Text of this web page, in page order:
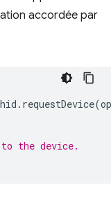
accordée par
hid . requestDevice(
the device.